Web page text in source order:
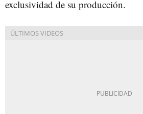
exclusividad de su producción.